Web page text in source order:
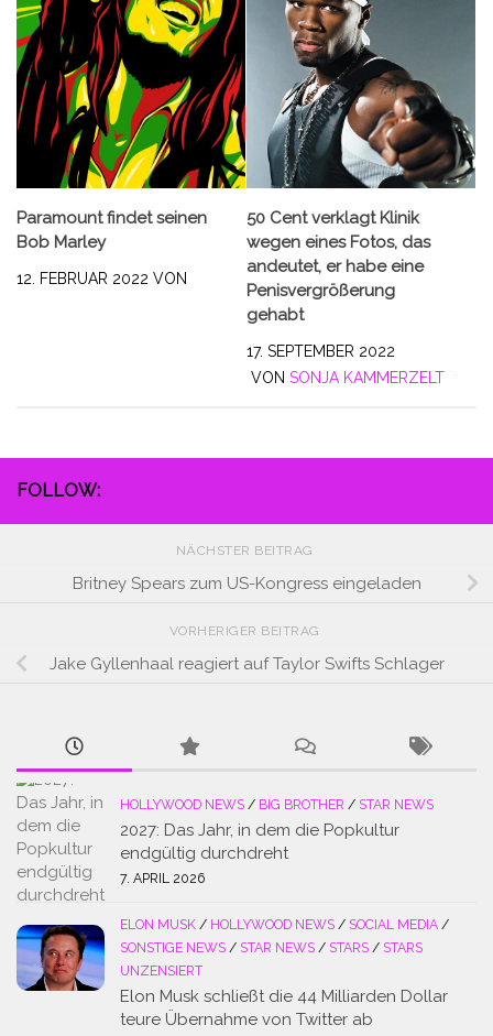
Paramount findet seinen
Bob Marley
12. FEBRUAR 2022 VON
50 Cent verklagt Klinik
wegen eines Fotos, das
andeutet, er habe eine
Penisvergrößerung
gehabt
17. SEPTEMBER 2022
VON SONJA KAMMERZELT
FOLLOW:
NÄCHSTER BEITRAG
Britney Spears zum US-Kongress eingeladen
VORHERIGER BEITRAG
Jake Gyllenhaal reagiert auf Taylor Swifts Schlager
HOLLYWOOD NEWS / BIG BROTHER / STAR NEWS
2027: Das Jahr, in dem die Popkultur
endgültig durchdreht
7. APRIL 2026
ELON MUSK / HOLLYWOOD NEWS / SOCIAL MEDIA /
SONSTIGE NEWS / STAR NEWS / STARS / STARS
UNZENSIERT
Elon Musk schließt die 44 Milliarden Dollar
teure Übernahme von Twitter ab